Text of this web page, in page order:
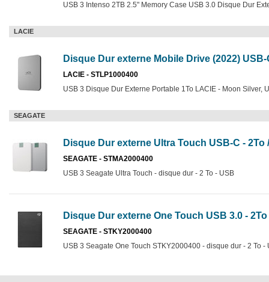
USB 3 Intenso 2TB 2.5" Memory Case USB 3.0 Disque Dur
LACIE
Disque Dur externe Mobile Drive (2022) USB-
LACIE - STLP1000400
USB 3 Disque Dur Externe Portable 1To LACIE - Moon Silver,
SEAGATE
Disque Dur externe Ultra Touch USB-C - 2To
SEAGATE - STMA2000400
USB 3 Seagate Ultra Touch - disque dur - 2 To - USB
Disque Dur externe One Touch USB 3.0 -
SEAGATE - STKY2000400
USB 3 Seagate One Touch STKY2000400 - disque dur - 2 To -